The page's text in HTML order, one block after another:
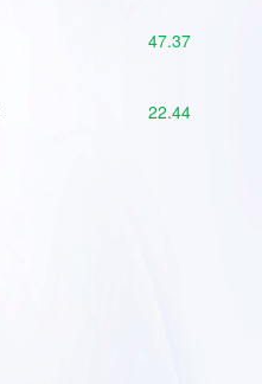
47.37
22.44